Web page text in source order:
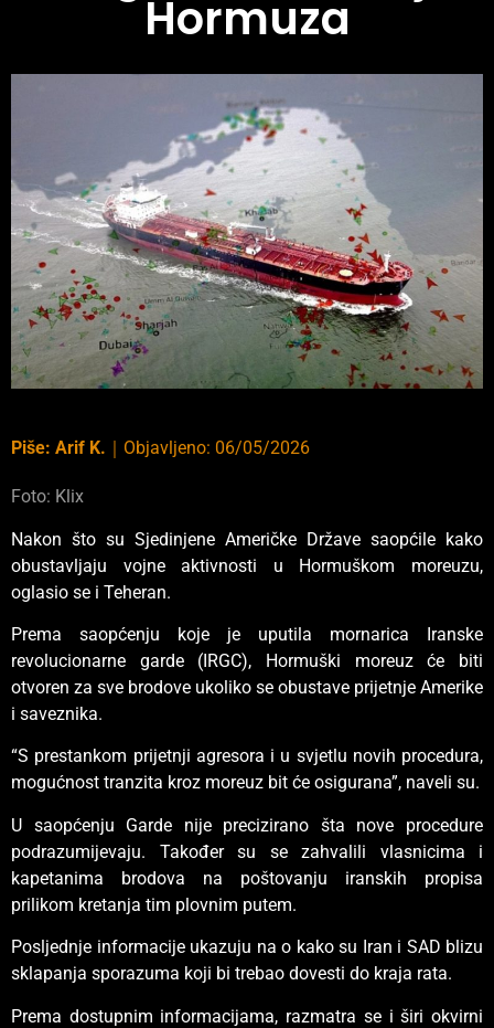
Hormuza
Piše: Arif K. Objavljeno: 06/05/2026
Foto: Klix
Nakon što su Sjedinjene Američke Države saopćile kako
obustavljaju vojne aktivnosti u Hormuškom moreuzu,
oglasio se i Teheran.
Prema saopćenju koje je uputila mornarica Iranske
revolucionarne garde (IRGC), Hormuški moreuz će biti
otvoren za sve brodove ukoliko se obustave prijetnje Amerike
i saveznika.
“S prestankom prijetnji agresora i u svjetlu novih procedura,
mogućnost tranzita kroz moreuz bit će osigurana”, naveli su.
U saopćenju Garde nije precizirano šta nove procedure
podrazumijevaju. Također su se zahvalili vlasnicima i
kapetanima brodova na poštovanju iranskih propisa
prilikom kretanja tim plovnim putem.
Posljednje informacije ukazuju na o kako su Iran i SAD blizu
sklapanja sporazuma koji bi trebao dovesti do kraja rata.
Prema dostupnim informacijama, razmatra se i širi okvirni